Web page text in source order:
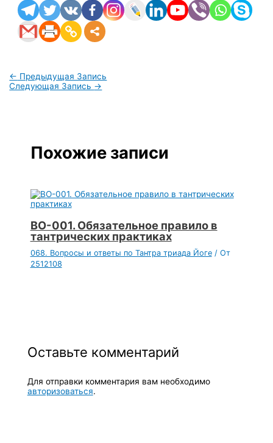
← Предыдущая Запись
Следующая Запись →
Похожие записи
ВО-001. Обязательное правило в
тантрических практиках
068. Вопросы и ответы по Тантра триада Йоге/ От
2512108
Оставьте комментарий
Для отправки комментария вам необходимо
авторизоваться.